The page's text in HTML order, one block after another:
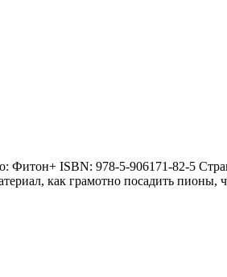
ISBN: 978-5-906171-82-5
как грамотно посадить